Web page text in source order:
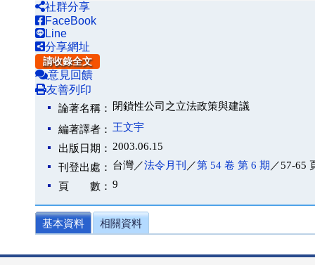
社群分享
FaceBook
Line
分享網址
請收錄全文
意見回饋
友善列印
論著名稱： 閉鎖性公司之立法政策與建議
編著譯者： 王文宇
出版日期： 2003.06.15
刊登出處： 台灣／法令月刊 ／第 54 卷 第 6 期 ／57-65
頁 數： 9
基本資料 相關資料